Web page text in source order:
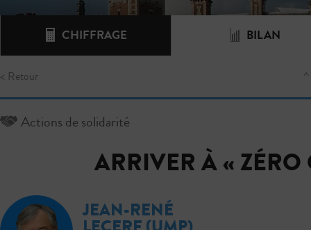
CHIFFRAGE BILAN
< Retour
Actions de solidarité
ARRIVER À «
JEAN-RENÉ